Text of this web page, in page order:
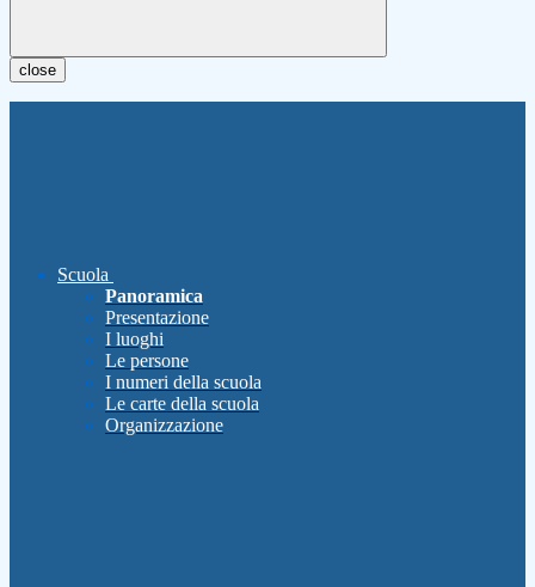
close
Scuola
Panoramica
Presentazione
I luoghi
Le persone
I numeri della scuola
Le carte della scuola
Organizzazione